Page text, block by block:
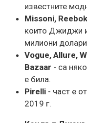
известните
Missoni,
които Джиджи
милиони
Vogue, Allure,
Bazaar - са
е била.
Pirelli - част е
2019 г.